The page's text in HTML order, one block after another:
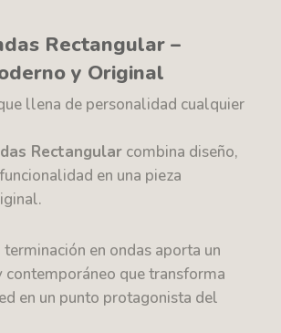
Rectangular –
y Original
llena de personalidad cualquier
Rectangular combina diseño,
en una pieza
terminación en ondas aporta un
contemporáneo que transforma
en un punto protagonista del